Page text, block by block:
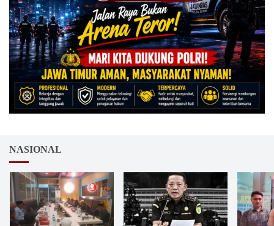
NASIONAL